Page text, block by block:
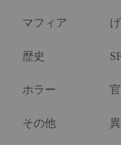
マフィア
歴史
ホラー
その他